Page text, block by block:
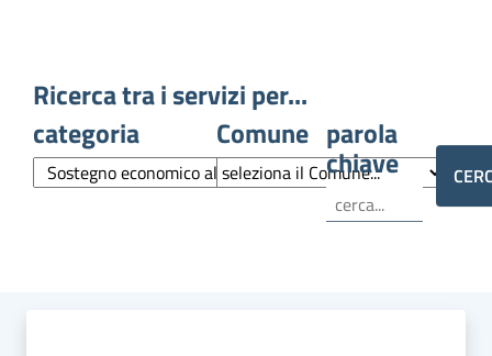
Ricerca tra i servizi per...
categoria
Comune parola
chiave